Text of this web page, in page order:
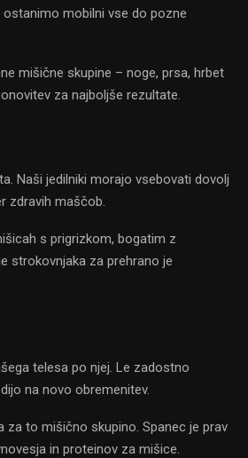
mobilni vse do pozne
mišične skupine – noge, prsa, hrbet
za najboljše rezultate.
Naši jedilniki morajo vsebovati dovolj
zdravih maščob.
s prigrizkom, bogatim z
strokovnjaka za prehrano je
telesa po njej. Le zadostno
na novo obremenitev.
za to mišično skupino. Spanec je prav
in proteinov za mišice.